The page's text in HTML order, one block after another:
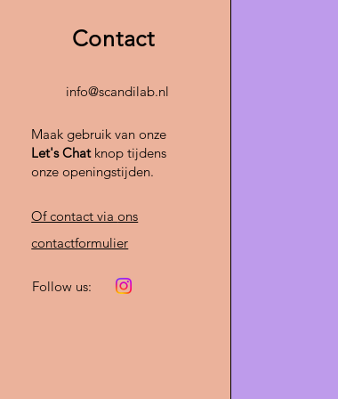
materialen
cm diameter
en geniet van
met een luxe touch.
Contact
info@scandilab.nl
Maak gebruik van onze
Let's Chatknop tijdens
onze openingstijden.
Of contact viaons
contactformulier
Follow us: